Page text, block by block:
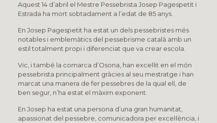
Aquest 14 d’abril el Mestre Pessebrista Josep Pagespetit i
Estrada ha mort sobtadament a l’edat de 85 anys.
En Josep Pagespetit ha estat un dels pessebristes més
notables i emblemàtics del pessebrisme català amb un
estil totalment propi i diferenciat que va crear escola.
Vic, i també la comarca d’Osona, han excel·lit en el món
pessebrista principalment gràcies al seu mestratge i han
marcat una manera de fer pessebres de la qual ell, de
ben segur, n’ha estat el màxim exponent.
En Josep ha estat una persona d’una gran humanitat,
apassionat del pessebre, comunicadora per excel·lència, i